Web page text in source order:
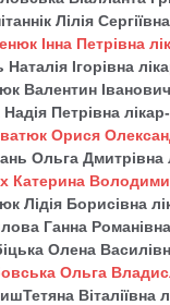
Лілія
Інна Петрівна
Наталія Ігорівна
Валентин
Петрівна
Орися
Ольга Дмитрівна
Катерина
Лідія Борисівна
Ганна Романівна
Олена
Ольга
Віталіївна